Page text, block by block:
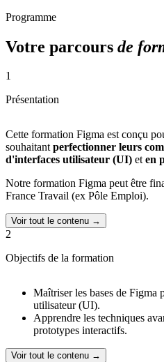
Programme
Votre parcours de
1
Présentation
Cette formation Figma est conçu
souhaitantperfectionner leurs
d'interfaces utilisateur (UI) eten
Notre formation Figma peut être
France Travail (ex Pôle Emploi).
Voir tout le contenu →
2
Objectifs de la formation
Maîtriser les bases de Figma
utilisateur (UI).
Apprendre les techniques
prototypes interactifs.
Voir tout le contenu →